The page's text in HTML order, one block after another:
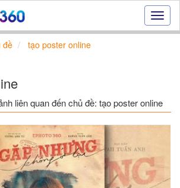
Hiệu
ứng
đẹp
trực
tuyến,
đề tạo poster online
liên quan đến chủ đề: tạo poster online